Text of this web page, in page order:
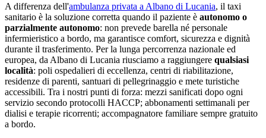
A differenza dell'ambulanza privata a Albano di Lucania, il taxi
sanitario è la soluzione corretta quando il paziente è autonomo o
parzialmente autonomo: non prevede barella né personale
infermieristico a bordo, ma garantisce comfort, sicurezza e dignità
durante il trasferimento. Per la lunga percorrenza nazionale ed
europea, da Albano di Lucania riusciamo a raggiungere qualsiasi
località: poli ospedalieri di eccellenza, centri di riabilitazione,
residenze di parenti, santuari di pellegrinaggio e mete turistiche
accessibili. Tra i nostri punti di forza: mezzi sanificati dopo ogni
servizio secondo protocolli HACCP; abbonamenti settimanali per
dialisi e terapie ricorrenti; accompagnatore familiare sempre gratuito
a bordo.